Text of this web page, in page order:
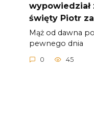
święty Piotr
Mąż od dawna
pewnego dnia
0 45